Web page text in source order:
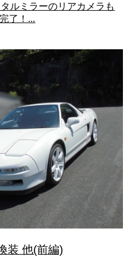
ルミラーのリアカメラも
了！...
装 他(前編)